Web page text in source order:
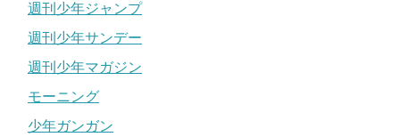
週刊少年ジャンプ
週刊少年サンデー
週刊少年マガジン
モーニング
少年ガンガン